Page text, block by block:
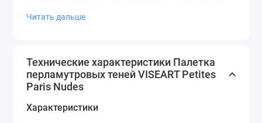
сегодня и начните создавать неповторимые
Читать дальше
Технические характеристики Палетка
перламутровых теней VISEART Petites
Paris Nudes
Характеристики